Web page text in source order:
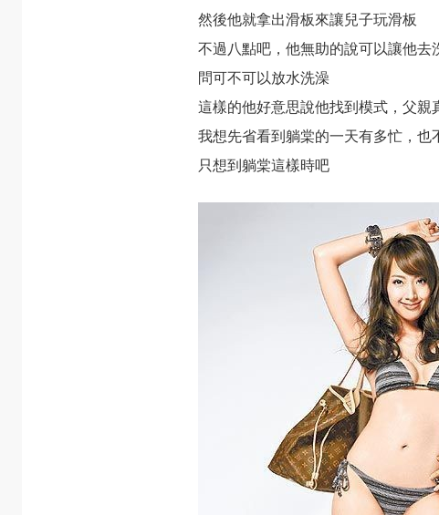
然後他就拿出滑板來讓兒子玩滑板
不過八點吧，他無助的說可以讓他
問可不可以放水洗澡
這樣的他好意思說他找到模式，父親
我想先省看到躺棠的一天有多忙，
只想到躺棠這樣時吧